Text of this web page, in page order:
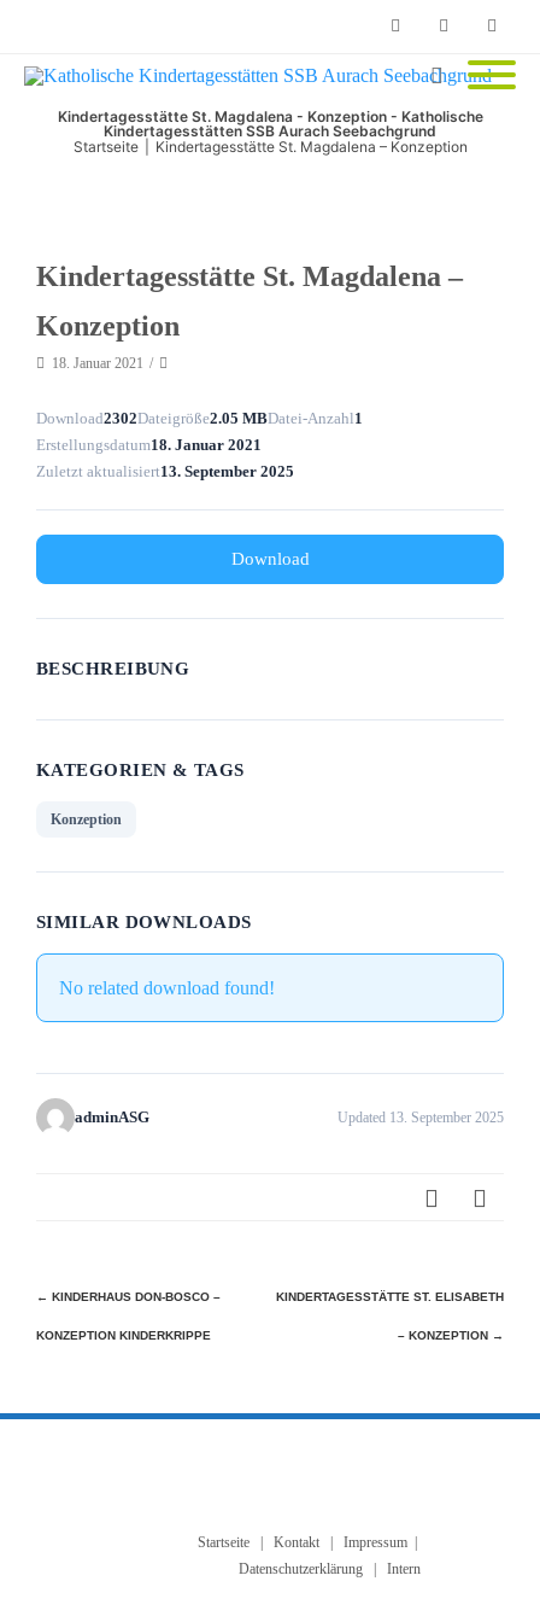
Phone FacebookEmail
Kindertagesstätte St. Magdalena - Konzeption - Katholische
Kindertagesstätten SSB Aurach Seebachgrund
Startseite
Kindertagesstätte St. Magdalena – Konzeption
Kindertagesstätte St. Magdalena –
Konzeption
18. Januar 2021
Download2302Dateigröße2.05 MBDatei-Anzahl1
Erstellungsdatum18. Januar 2021
Zuletzt aktualisiert13. September 2025
Download
BESCHREIBUNG
KATEGORIEN & TAGS
Konzeption
SIMILAR DOWNLOADS
No related download found!
adminASG Updated 13. September 2025
Beitragsnavigation
← KINDERHAUS DON-BOSCO –
KONZEPTION KINDERKRIPPE
KINDERTAGESSTÄTTE ST. ELISABETH
– KONZEPTION →
Startseite Kontakt Impressum
Datenschutzerklärung | Intern